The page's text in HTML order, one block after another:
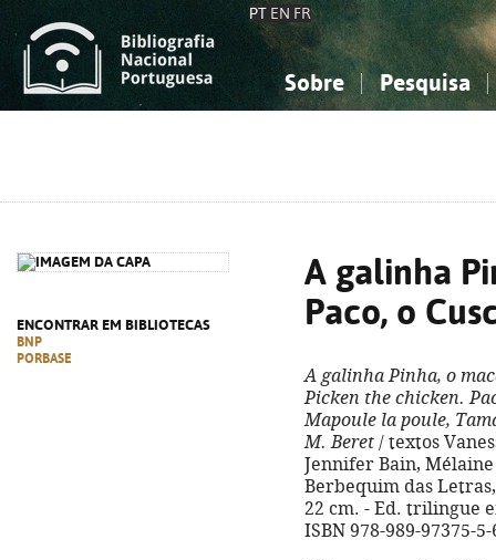
PT EN FR
Sobre Pesquisa
ENCONTRAR EM BIBLIOTECAS
BNP
PORBASE
A galinha
Paco, o
A galinha Pinha, o
Picken the chicken.
Mapoule la poule,
M. Beret / textos
Jennifer Bain,
Berbequim das
22 cm. - Ed. trilingue
ISBN 978-989-97375-5-